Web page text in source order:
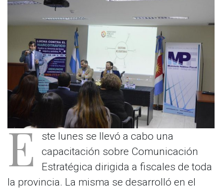
E ste lunes se llevó a cabo una
capacitación sobre Comunicación
Estratégica dirigida a fiscales de toda
la provincia. La misma se desarrolló en el